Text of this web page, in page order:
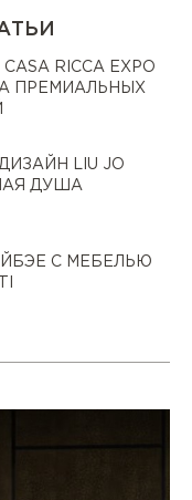
RICCA EXPO
ПРЕМИАЛЬНЫХ
ДИЗАЙН LIU JO
ДУША
С МЕБЕЛЬЮ